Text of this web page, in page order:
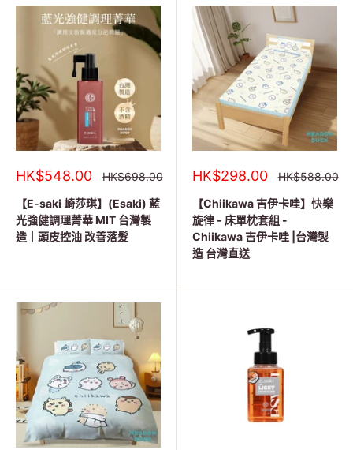
銷
價
格
HK$548.00
正
價
格
HK$698.00
【E-saki 崎莎琪】(Esaki) 藍
光強健調理菁華 MIT 台灣製
造｜頭皮控油 改善落髮
銷
價
格
HK$298.00
正
價
格
HK$588.00
【Chiikawa 吉伊卡哇】快樂
旋律 - 床單枕套組 -
Chiikawa 吉伊卡哇 |台灣製
造 台灣直送